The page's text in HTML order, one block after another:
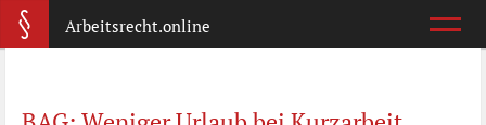
Arbeitsrecht.online